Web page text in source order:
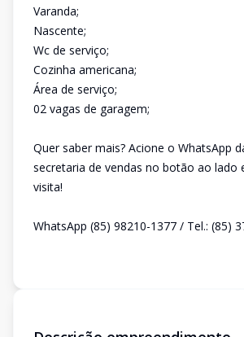
Varanda;
Nascente;
Wc de serviço;
Cozinha americana;
Área de serviço;
02 vagas de garagem;
Quer saber mais? Acione o WhatsApp
secretaria de vendas no botão ao lado
visita!
WhatsApp (85) 98210-1377 / Tel.: (85)